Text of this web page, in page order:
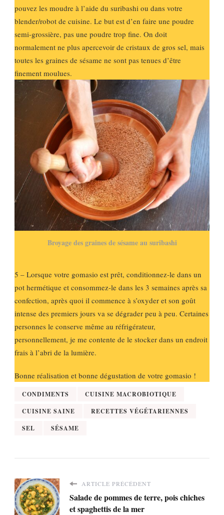
pouvez les moudre à l’aide du suribashi ou dans votre
blender/robot de cuisine. Le but est d’en faire une poudre
semi-grossière, pas une poudre trop fine. On doit
normalement ne plus apercevoir de cristaux de gros sel, mais
toutes les graines de sésame ne sont pas tenues d’être
finement moulues.
Broyage des graines de sésame au suribashi
5 – Lorsque votre gomasio est prêt, conditionnez-le dans un
pot hermétique et consommez-le dans les 3 semaines après sa
confection, après quoi il commence à s’oxyder et son goût
intense des premiers jours va se dégrader peu à peu. Certaines
personnes le conserve même au réfrigérateur,
personnellement, je me contente de le stocker dans un endroit
frais à l’abri de la lumière.
Bonne réalisation et bonne dégustation de votre gomasio !
CONDIMENTS
CUISINE MACROBIOTIQUE
CUISINE SAINE
RECETTES VÉGÉTARIENNES
SEL
SÉSAME
ARTICLE PRÉCÉDENT
Salade de pommes de terre, pois chiches
et spaghettis de la mer